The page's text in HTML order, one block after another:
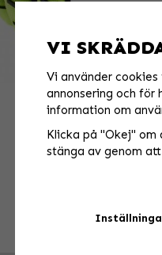
VI
Vi använder
annonsering och för
information om
Klicka på "Okej" om
stänga av genom